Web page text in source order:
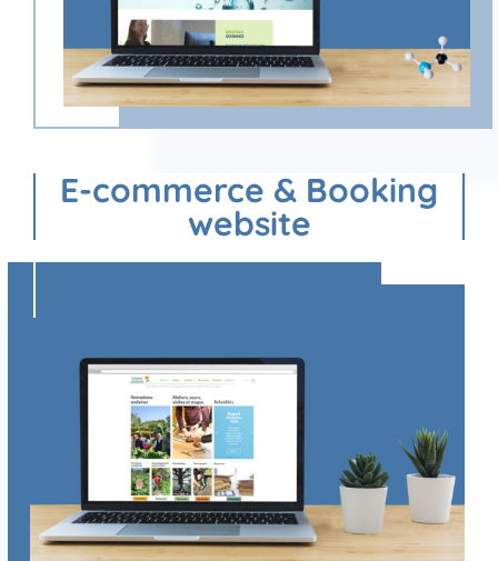
E-commerce & Booking
website